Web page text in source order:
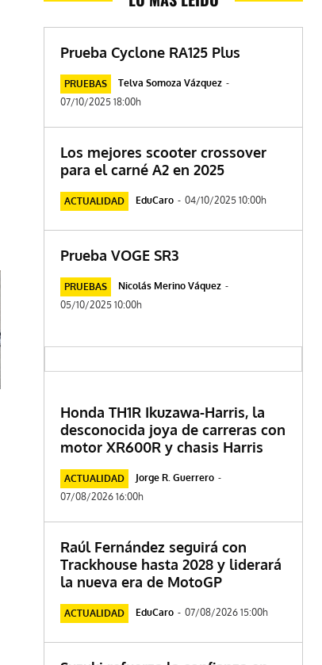
Prueba Cyclone RA125 Plus
PRUEBAS Telva Somoza Vázquez -
07/10/2025 18:00h
Los mejores scooter crossover
para el carné A2 en 2025
ACTUALIDAD EduCaro - 04/10/2025 10:00h
Prueba VOGE SR3
PRUEBAS Nicolás Merino Váquez -
05/10/2025 10:00h
Honda TH1R Ikuzawa-Harris, la
desconocida joya de carreras con
motor XR600R y chasis Harris
ACTUALIDAD Jorge R. Guerrero -
07/08/2026 16:00h
Raúl Fernández seguirá con
Trackhouse hasta 2028 y liderará
la nueva era de MotoGP
ACTUALIDAD EduCaro - 07/08/2026 15:00h